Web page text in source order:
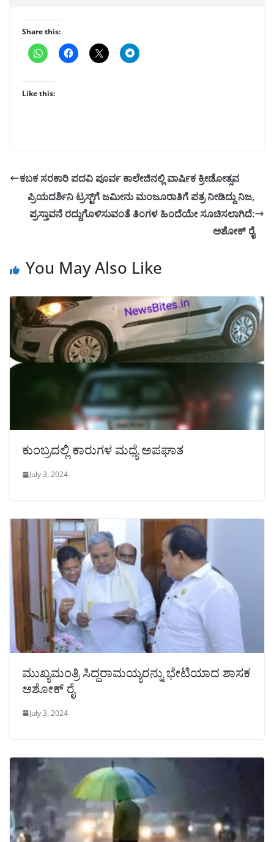
Share this:
Like this:
ಕಬಕ ಸರಕಾರಿ ಪದವಿ ಪೂರ್ವ ಕಾಲೇಜಿನಲ್ಲಿ ವಾರ್ಷಿಕ ಕ್ರೀಡೋತ್ಸವ
ಪ್ರಿಯದರ್ಶಿನಿ ಟ್ರಸ್ಟ್‌ಗೆ ಜಮೀನು ಮಂಜೂರಾತಿಗೆ ಪತ್ರ ನೀಡಿದ್ದು ನಿಜ,
ಪ್ರಸ್ತಾವನೆ ರದ್ದುಗೊಳಿಸುವಂತೆ ತಿಂಗಳ ಹಿಂದೆಯೇ ಸೂಚಿಸಲಾಗಿದೆ:
ಅಶೋಕ್ ರೈ
You May Also Like
ಕುಂಬ್ರದಲ್ಲಿ ಕಾರುಗಳ ಮಧ್ಯೆ ಅಪಘಾತ
July 3, 2024
ಮುಖ್ಯಮಂತ್ರಿ‌ ಸಿದ್ದರಾಮಯ್ಯರನ್ನು‌ ಭೇಟಿಯಾದ ಶಾಸಕ
ಆಶೋಕ್ ರೈ
July 3, 2024